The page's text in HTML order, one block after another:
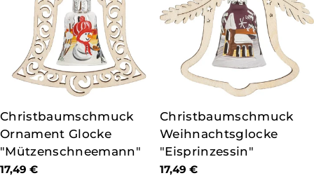
TYP:
Christbaumschmuck
Ornament Glocke
"Mützenschneemann"
Regulärer
17,49 €
TYP:
Christbaumschmuck
Weihnachtsglocke
"Eisprinzessin"
Regulärer
17,49 €